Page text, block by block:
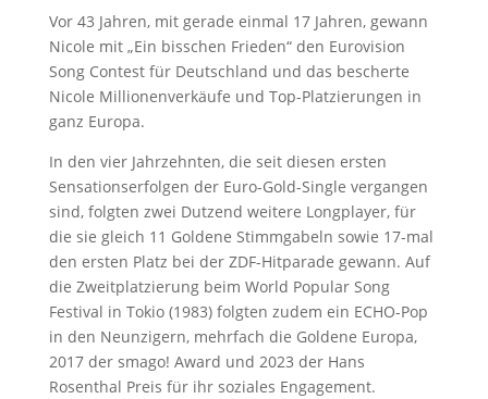
Vor 43 Jahren, mit gerade einmal 17 Jahren, gewann
Nicole mit „Ein bisschen Frieden“ den Eurovision
Song Contest für Deutschland und das bescherte
Nicole Millionenverkäufe und Top-Platzierungen in
ganz Europa.
In den vier Jahrzehnten, die seit diesen ersten
Sensationserfolgen der Euro-Gold-Single vergangen
sind, folgten zwei Dutzend weitere Longplayer, für
die sie gleich 11 Goldene Stimmgabeln sowie 17-mal
den ersten Platz bei der ZDF-Hitparade gewann. Auf
die Zweitplatzierung beim World Popular Song
Festival in Tokio (1983) folgten zudem ein ECHO-Pop
in den Neunzigern, mehrfach die Goldene Europa,
2017 der smago! Award und 2023 der Hans
Rosenthal Preis für ihr soziales Engagement.